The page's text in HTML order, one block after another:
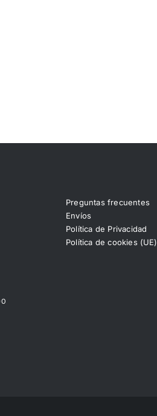
Preguntas frecuentes
Envíos
Política de Privacidad
Política de cookies (UE)